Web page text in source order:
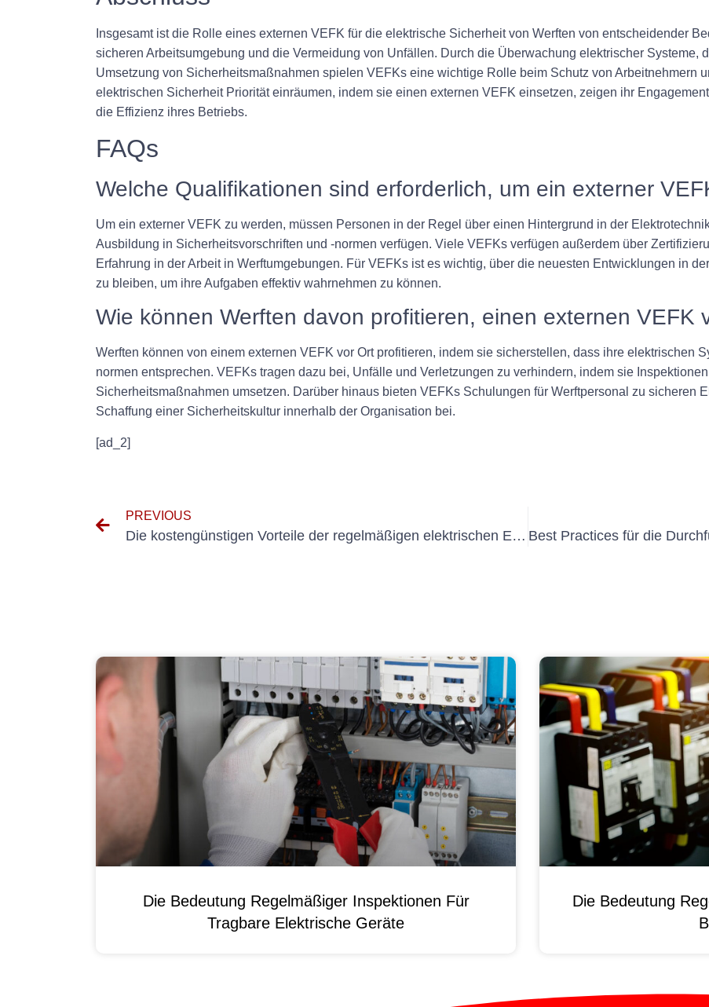
Insgesamt ist die Rolle eines externen VEFK für die elektrische Sicherheit von Werften von entscheidender
sicheren Arbeitsumgebung und die Vermeidung von Unfällen. Durch die Überwachung elektrischer Systeme,
Umsetzung von Sicherheitsmaßnahmen spielen VEFKs eine wichtige Rolle beim Schutz von Arbeitnehmern
elektrischen Sicherheit Priorität einräumen, indem sie einen externen VEFK einsetzen, zeigen ihr
die Effizienz ihres Betriebs.
FAQs
Welche Qualifikationen sind erforderlich, um ein externer
Um ein externer VEFK zu werden, müssen Personen in der Regel über einen Hintergrund in der
Ausbildung in Sicherheitsvorschriften und -normen verfügen. Viele VEFKs verfügen außerdem über
Erfahrung in der Arbeit in Werftumgebungen. Für VEFKs ist es wichtig, über die neuesten Entwicklungen in
zu bleiben, um ihre Aufgaben effektiv wahrnehmen zu können.
Wie können Werften davon profitieren, einen externen VEFK
Werften können von einem externen VEFK vor Ort profitieren, indem sie sicherstellen, dass ihre elektrischen
normen entsprechen. VEFKs tragen dazu bei, Unfälle und Verletzungen zu verhindern, indem sie
Sicherheitsmaßnahmen umsetzen. Darüber hinaus bieten VEFKs Schulungen für Werftpersonal zu sicheren
Schaffung einer Sicherheitskultur innerhalb der Organisation bei.
[ad_2]
PREVIOUS
Die kostengünstigen Vorteile der regelmäßigen elektrischen Erstprüfung
Die Bedeutung Regelmäßiger Inspektionen Für
Tragbare Elektrische Geräte
Die Bedeutung